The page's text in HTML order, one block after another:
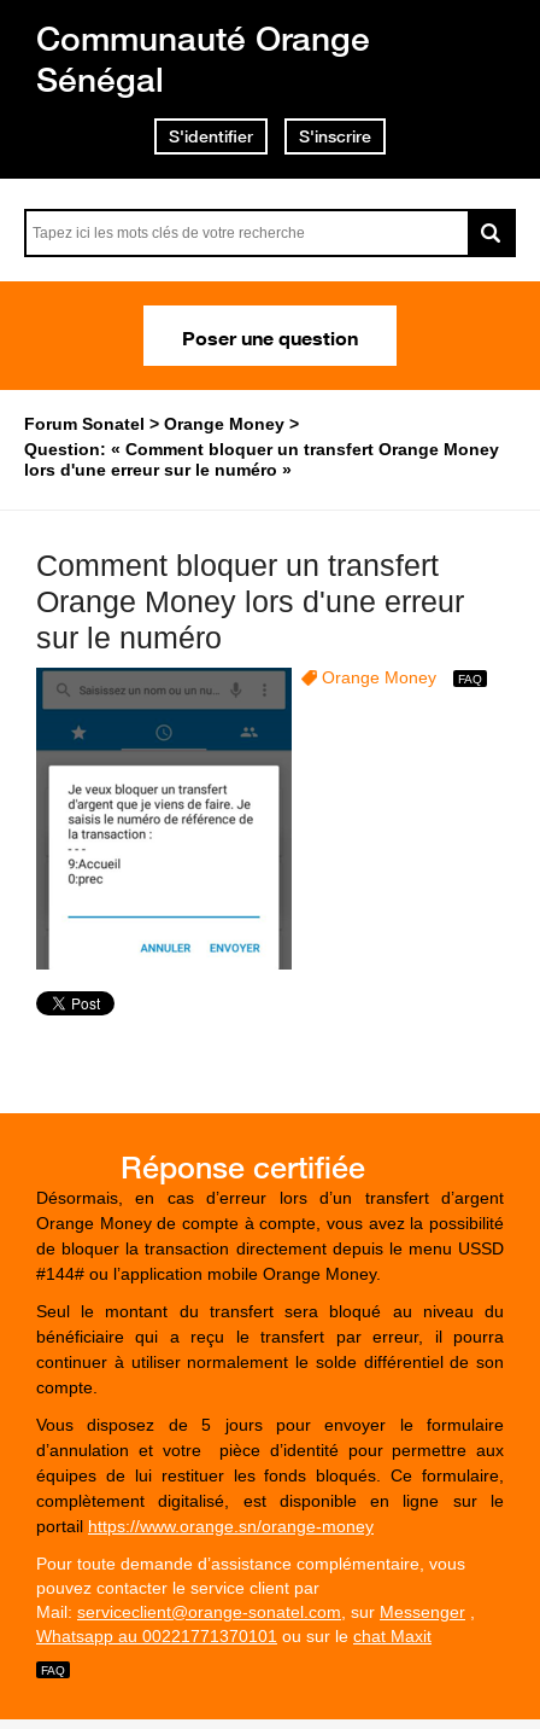
Communauté Orange
Sénégal
S'identifier S'inscrire
Poser une question
Forum Sonatel
Orange Money
Question: « Comment bloquer un transfert Orange Money
lors d'une erreur sur le numéro »
Comment bloquer un transfert
Orange Money lors d'une erreur
sur le numéro
Orange Money
Désormais, en cas d’erreur lors d’un transfert d’argent
Orange Money de compte à compte, vous avez la possibilité
de bloquer la transaction directement depuis le menu USSD
#144# ou l’application mobile Orange Money.
Seul le montant du transfert sera bloqué au niveau du
bénéficiaire qui a reçu le transfert par erreur, il pourra
continuer à utiliser normalement le solde différentiel de son
compte.
Vous disposez de 5 jours pour envoyer le formulaire
d’annulation et votre
pièce d’identité pour permettre aux
équipes de lui restituer les fonds bloqués. Ce formulaire,
complètement digitalisé, est disponible en ligne sur le
portail https://www.orange.sn/orange-money
Pour toute demande d’assistance complémentaire, vous
pouvez contacter le service client par
Mail: serviceclient@orange-sonatel.com , sur Messenger
Whatsapp au 00221771370101 ou sur le chat Maxit